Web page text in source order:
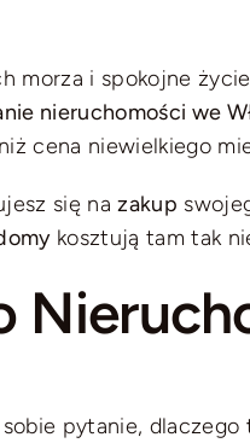
morza i spokojne
nieruchomości we
cena niewielkiego
się nazakup
kosztują tam tak
pytanie, dlaczego